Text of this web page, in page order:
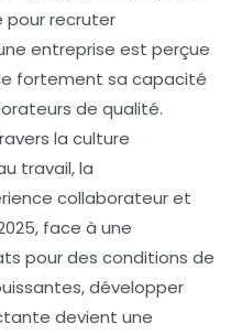
pour recruter
entreprise est perçue
fortement sa capacité
de qualité.
la culture
travail, la
collaborateur et
face à une
pour des conditions de
développer
devient une